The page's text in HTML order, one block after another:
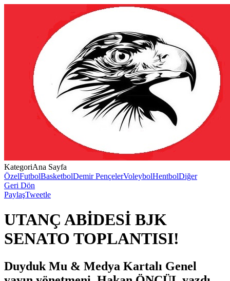
KategoriAna Sayfa
ÖzelFutbolBasketbolDemir PençelerVoleybolHentbolDiğer
Geri Dön
PaylaşTweetle
UTANÇ ABİDESİ BJK
SENATO TOPLANTISI!
Duyduk Mu & Medya Kartalı Genel